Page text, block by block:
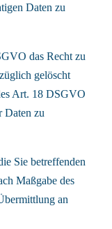
Daten zu
das Recht zu
gelöscht
Art. 18 DSGVO
Daten zu
Sie betreffenden
Maßgabe des
an